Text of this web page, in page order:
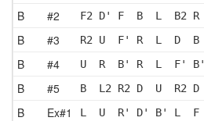
B #2 F2 D' F  B  L  B2
B #3 R2 U  F' R  L  D
B #4 U  R  B' R  L  F' B'
B #5 B  L2 R2 D  U  R2
B Ex#1 L  U  R' D' B' L  F